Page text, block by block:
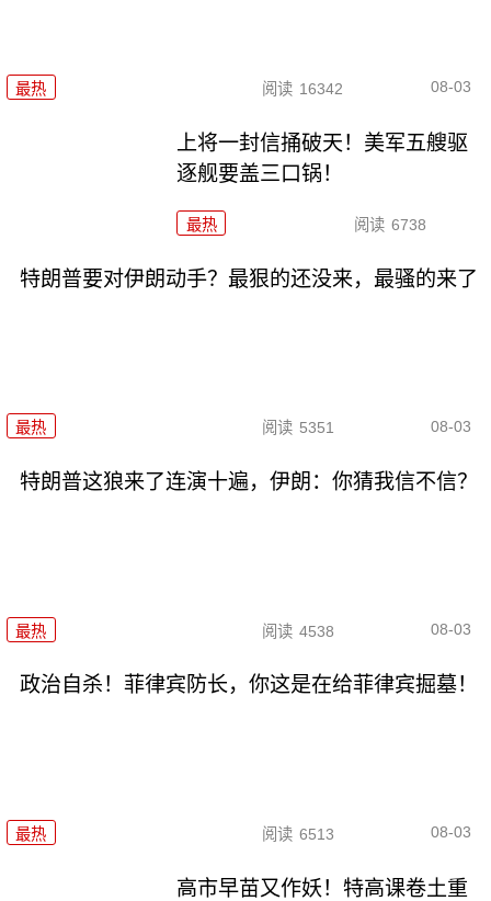
最热 阅读 16342 08-03
上将一封信捅破天！美军五艘驱
逐舰要盖三口锅！
最热 阅读 6738
特朗普要对伊朗动手？最狠的还没来，最骚的来了
最热 阅读 5351 08-03
特朗普这狼来了连演十遍，伊朗：你猜我信不信？
最热 阅读 4538 08-03
政治自杀！菲律宾防长，你这是在给菲律宾掘墓！
最热 阅读 6513 08-03
高市早苗又作妖！特高课卷土重